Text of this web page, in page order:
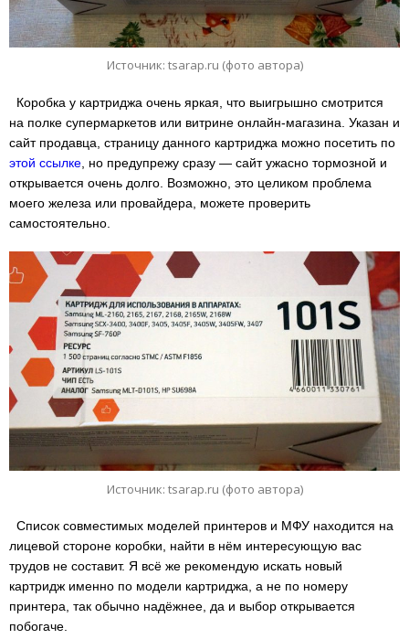
Источник: tsarap.ru (фото автора)
Коробка у картриджа очень яркая, что выигрышно смотрится
на полке супермаркетов или витрине онлайн-магазина. Указан и
сайт продавца, страницу данного картриджа можно посетить по
этой ссылке , но предупрежу сразу — сайт ужасно тормозной и
открывается очень долго. Возможно, это целиком проблема
моего железа или провайдера, можете проверить
самостоятельно.
Источник: tsarap.ru (фото автора)
Список совместимых моделей принтеров и МФУ находится на
лицевой стороне коробки, найти в нём интересующую вас
трудов не составит. Я всё же рекомендую искать новый
картридж именно по модели картриджа, а не по номеру
принтера, так обычно надёжнее, да и выбор открывается
побогаче.